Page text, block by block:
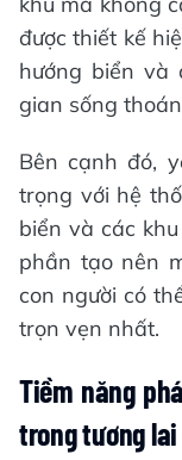
được thiết kế
hướng biển và
gian sống
Bên cạnh đó,
trọng với hệ
biển và các
phần tạo nên
con người có
trọn vẹn nhất.
Tiềm năng
trong tương lai